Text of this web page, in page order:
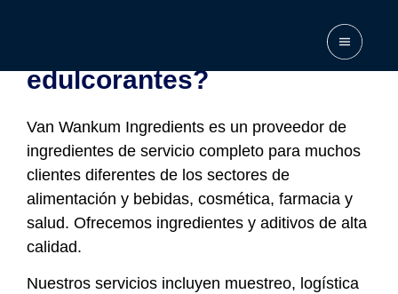
edulcorantes?
Van Wankum Ingredients es un proveedor de
ingredientes de servicio completo para muchos
clientes diferentes de los sectores de
alimentación y bebidas, cosmética, farmacia y
salud. Ofrecemos ingredientes y aditivos de alta
calidad.
Nuestros servicios incluyen muestreo, logística